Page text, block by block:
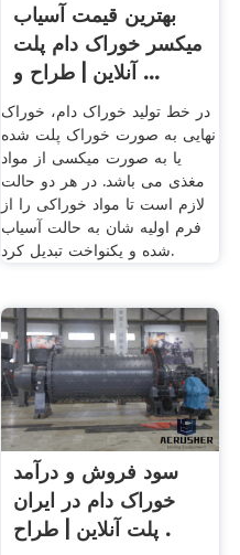
بهترین قیمت آسیاب
میکسر خوراک دام پلت
آنلاین | طراح و ...
در خط تولید خوراک دام، خوراک
نهایی به صورت خوراک پلت شده
یا به صورت میکسی از مواد
مغذی می باشد. در هر دو حالت
لازم است تا مواد خوراکی را از
فرم اولیه شان به حالت آسیاب
شده و یکنواخت تبدیل کرد.
سود فروش و درآمد
خوراک دام در ایران
پلت آنلاین | طراح .